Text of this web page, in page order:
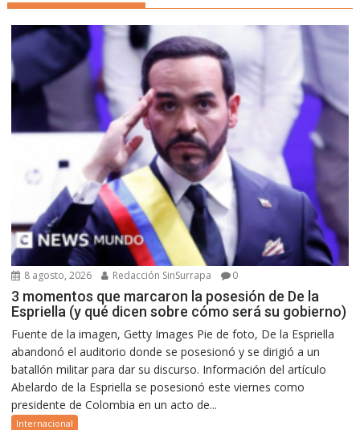
8 agosto, 2026 Redacción SinSurrapa 0
3 momentos que marcaron la posesión de De la
Espriella (y qué dicen sobre cómo será su gobierno)
Fuente de la imagen, Getty Images Pie de foto, De la Espriella
abandonó el auditorio donde se posesionó y se dirigió a un
batallón militar para dar su discurso. Información del artículo
Abelardo de la Espriella se posesionó este viernes como
presidente de Colombia en un acto de...
Internacional